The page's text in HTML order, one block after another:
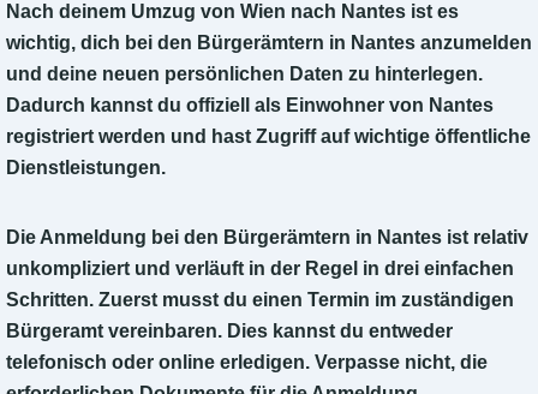
Nach deinem Umzug von Wien nach Nantes ist es
wichtig, dich bei den Bürgerämtern in Nantes anzumelden
und deine neuen persönlichen Daten zu hinterlegen.
Dadurch kannst du offiziell als Einwohner von Nantes
registriert werden und hast Zugriff auf wichtige öffentliche
Dienstleistungen.
Die Anmeldung bei den Bürgerämtern in Nantes ist relativ
unkompliziert und verläuft in der Regel in drei einfachen
Schritten. Zuerst musst du einen Termin im zuständigen
Bürgeramt vereinbaren. Dies kannst du entweder
telefonisch oder online erledigen. Verpasse nicht, die